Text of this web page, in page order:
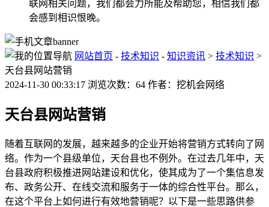
联网相关问题，我们都会力所能及帮助您，相信我们都
会感到相识恨晚。
网站首页 - 技术知识 - 知识资讯 > 技术知识 >
天台县网站营销
2024-11-30 00:33:17 浏览次数：64 作者：挖机会网络
天台县网站营销
随着互联网的发展，越来越多的企业开始将营销方式转向了网
络。作为一个县级单位，天台县也不例外。在过去几年中，天
台县政府积极推进网站建设和优化，使其成为了一个集信息发
布、政务公开、在线交流和服务于一体的综合性平台。那么，
在这个平台上如何进行有效地营销呢？以下是一些思路供参